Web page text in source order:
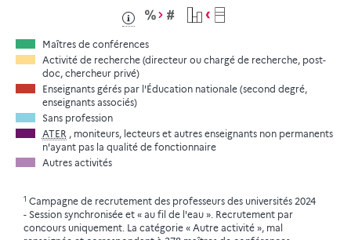
Maîtres de conférences
Activité de recherche (directeur ou chargé de recherche, post-
doc, chercheur privé)
Enseignants gérés par l'Éducation nationale (second degré,
enseignants associés)
Sans profession
ATER, moniteurs, lecteurs et autres enseignants non permanents
n'ayant pas la qualité de fonctionnaire
Autres activités
1 Campagne de recrutement des professeurs des universités 2024
- Session synchronisée et « au fil de l'eau ». Recrutement par
concours uniquement. La catégorie « Autre activité », mal